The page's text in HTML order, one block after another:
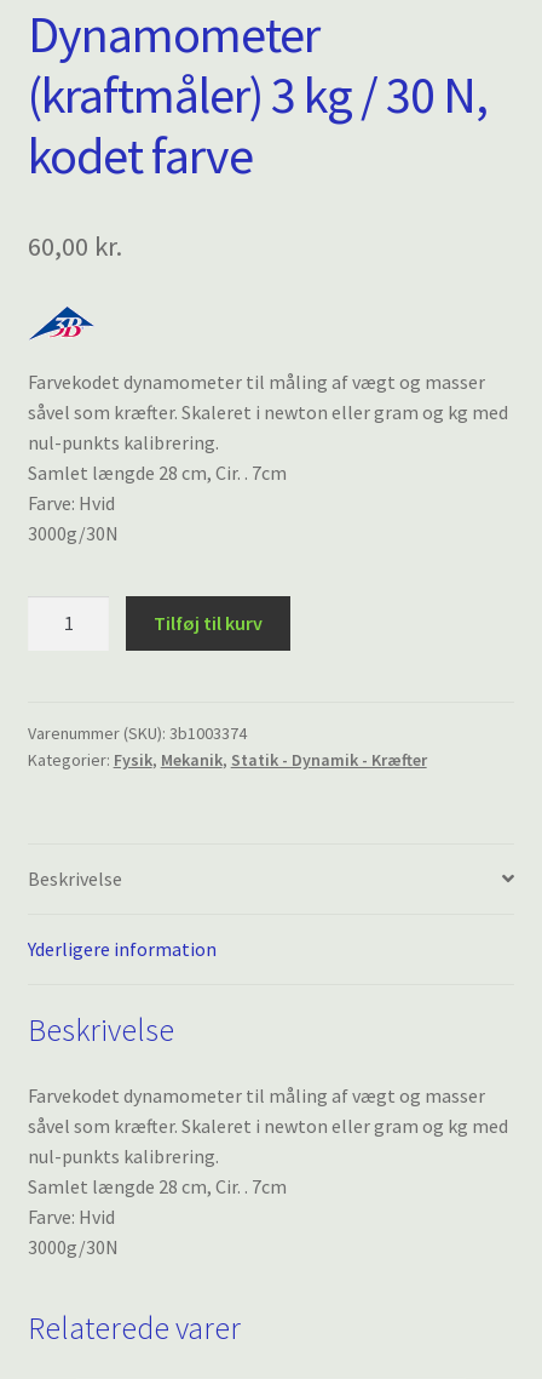
Dynamometer
(kraftmåler) 3 kg / 30 N,
kodet farve
60,00 kr.
Farvekodet dynamometer til måling af vægt og masser
såvel som kræfter. Skaleret i newton eller gram og kg med
nul-punkts kalibrering.
Samlet længde 28 cm, Cir. . 7cm
Farve: Hvid
3000g/30N
/
30
antal
Tilføj til kurv
Varenummer (SKU): 3b1003374
Kategorier: Fysik, Mekanik, Statik - Dynamik - Kræfter
Beskrivelse
Yderligere information
Beskrivelse
Farvekodet dynamometer til måling af vægt og masser
såvel som kræfter. Skaleret i newton eller gram og kg med
nul-punkts kalibrering.
Samlet længde 28 cm, Cir. . 7cm
Farve: Hvid
3000g/30N
Relaterede varer